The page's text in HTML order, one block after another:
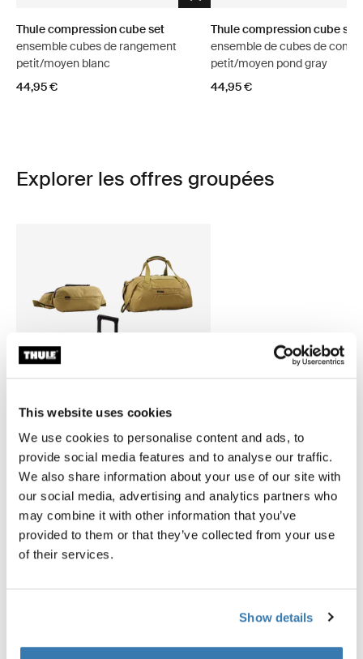
This website uses cookies
We use cookies to personalise content and ads, to
provide social media features and to analyse our traffic.
We also share information about your use of our site with
our social media, advertising and analytics partners who
may combine it with other information that you’ve
provided to them or that they’ve collected from your use
of their services.
Show details
Thule compression cube set
ensemble cubes de rangement
petit/moyen blanc
44,95 €
Thule compression cube set
ensemble de cubes de
petit/moyen pond gray
44,95 €
Explorer les offres groupées
Thule Aion luggage set bundle Ardoise foncée
Thule Aion luggage set bundle Nutria brown (selected)
Thule Aion luggage set bundle Noir
Thule Aion luggage set bundle
Thule Aion spinner + Thule Aion duffel
35L + Thule Aion sling bag